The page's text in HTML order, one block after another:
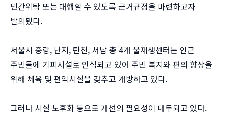
민간위탁 또는 대행할 수 있도록 근거규정을 마련하고자
발의됐다.
서울시 중랑, 난지, 탄천, 서남 총 4개 물재생센터는 인근
주민들에 기피시설로 인식되고 있어 주민 복지와 편의 향상을
위해 체육 및 편익시설을 갖추고 개방하고 있다.
그러나 시설 노후화 등으로 개선의 필요성이 대두되고 있다.